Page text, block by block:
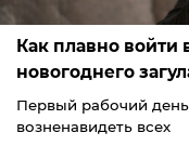
Как плавно
новогоднего
Первый рабочий
возненавидеть всех